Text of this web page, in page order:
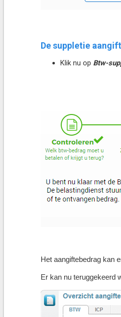
De suppletie
Klik nu op Btw-
Het aangiftebedrag kan
Er kan nu teruggekeerd